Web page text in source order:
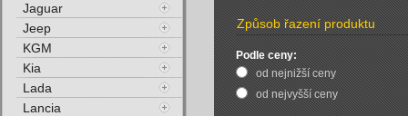
Způsob řazení produktu
Podle ceny:
od nejnižší ceny
od nejvyšší ceny
Jaguar
Jeep
KGM
Kia
Lada
Lancia